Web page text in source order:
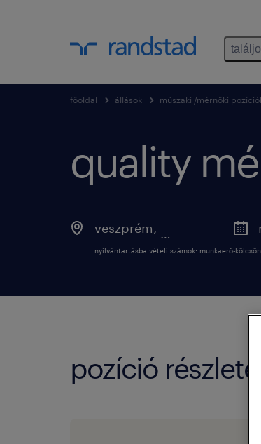
főoldal állások műszaki /mérnöki
quality
veszprém,
nyilvántartásba vételi számok: munkaerő-
pozíció részletei